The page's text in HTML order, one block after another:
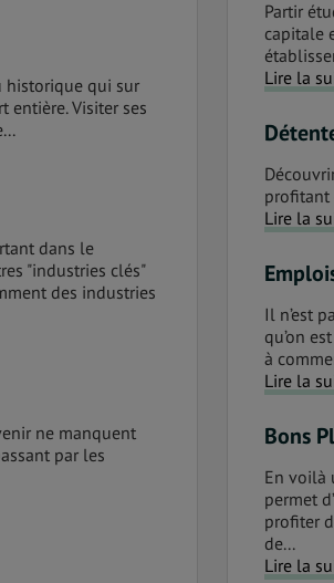
historique qui sur
entière. Visiter ses
dans le
"industries clés"
des industries
ne manquent
par les
Partir
capitale
Lire la
profitant
Lire la
Il n’est
qu’on
à
Lire la
Bons
En voilà
permet
profiter
de...
Lire la